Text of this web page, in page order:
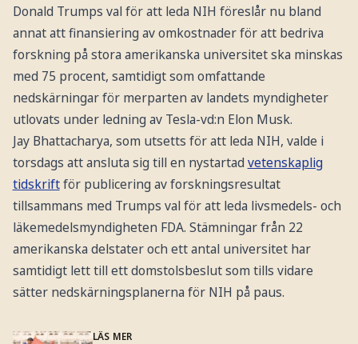
Donald Trumps val för att leda NIH föreslår nu bland
annat att finansiering av omkostnader för att bedriva
forskning på stora amerikanska universitet ska minskas
med 75 procent, samtidigt som omfattande
nedskärningar för merparten av landets myndigheter
utlovats under ledning av Tesla-vd:n Elon Musk.
Jay Bhattacharya, som utsetts för att leda NIH, valde i
torsdags att ansluta sig till en nystartad vetenskaplig
tidskriftför publicering av forskningsresultat
tillsammans med Trumps val för att leda livsmedels- och
läkemedelsmyndigheten FDA. Stämningar från 22
amerikanska delstater och ett antal universitet har
samtidigt lett till ett domstolsbeslut som tills vidare
sätter nedskärningsplanerna för NIH på paus.
LÄS MER